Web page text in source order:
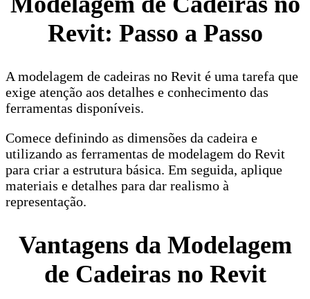
Revit: Passo a Passo
A modelagem de cadeiras no Revit é uma tarefa que
exige atenção aos detalhes e conhecimento das
ferramentas disponíveis.
Comece definindo as dimensões da cadeira e
utilizando as ferramentas de modelagem do Revit
para criar a estrutura básica. Em seguida, aplique
materiais e detalhes para dar realismo à
representação.
Vantagens da Modelagem
de Cadeiras no Revit